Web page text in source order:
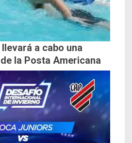
a cabo una
la Posta Americana